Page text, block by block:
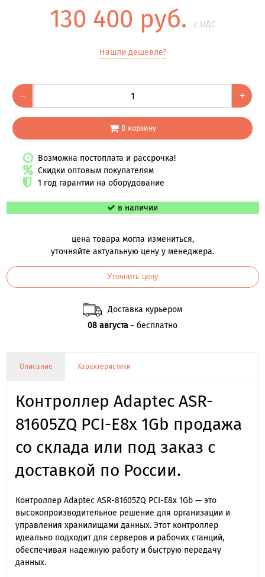
130 400 руб. с НДС
Нашли дешевле?
– +
В корзину
Возможна постоплата и рассрочка!
Скидки оптовым покупателям
1 год гарантии на оборудование
в наличии
цена товара могла измениться,
уточняйте актуальную цену у менеджера.
Уточнить цену
Доставка курьером
08 августа - бесплатно
Описание Характеристики
Контроллер Adaptec ASR-
81605ZQ PCI-E8x 1Gb продажа
со склада или под заказ с
доставкой по России.
Контроллер Adaptec ASR-81605ZQ PCI-E8x 1Gb — это
высокопроизводительное решение для организации и
управления хранилищами данных. Этот контроллер
идеально подходит для серверов и рабочих станций,
обеспечивая надежную работу и быструю передачу
данных.